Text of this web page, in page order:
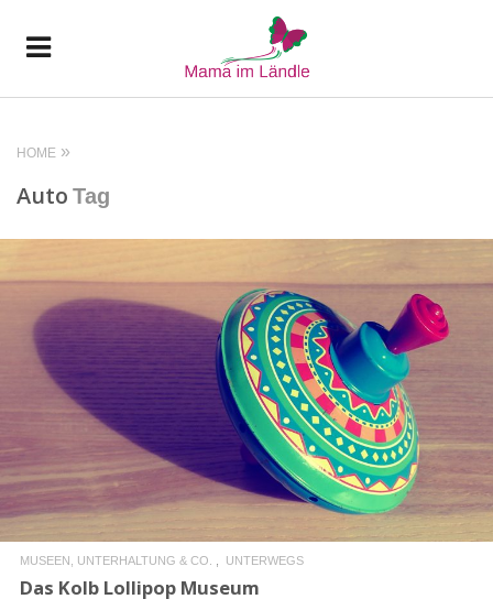
HOME
Auto Tag
READ MORE
MUSEEN, UNTERHALTUNG & CO. UNTERWEGS
Das Kolb Lollipop Museum